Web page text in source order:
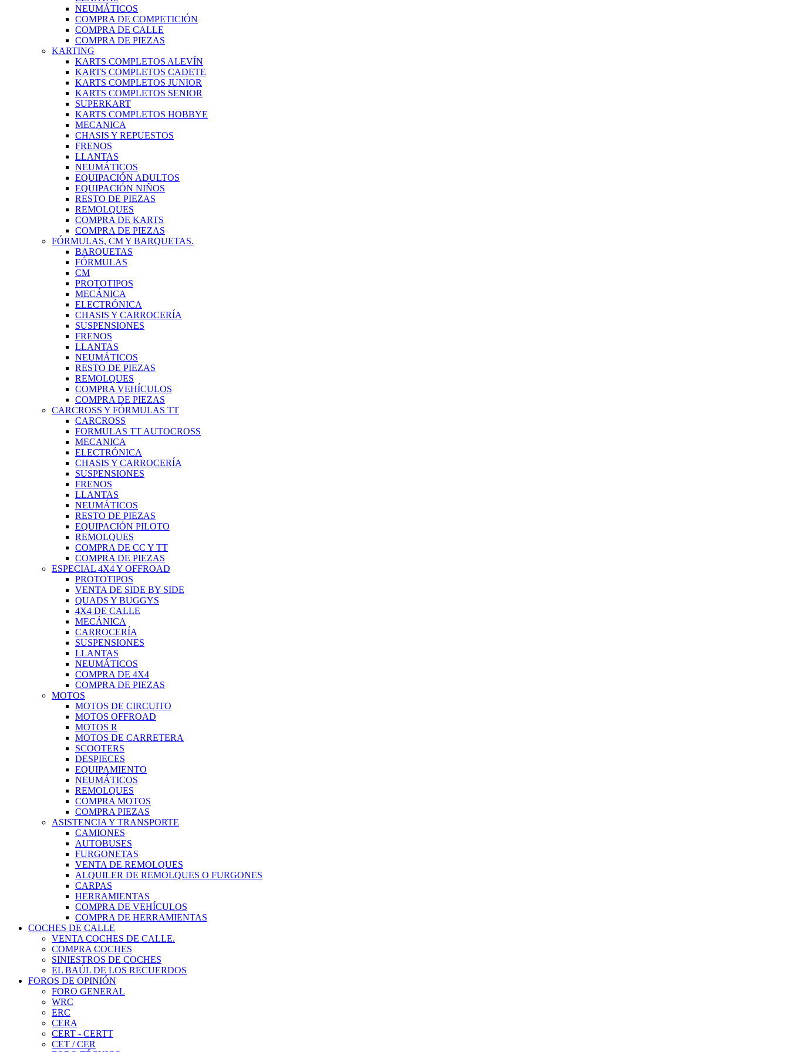
NEUMÁTICOS
COMPRA DE COMPETICIÓN
COMPRA DE CALLE
COMPRA DE PIEZAS
KARTING
KARTS COMPLETOS ALEVÍN
KARTS COMPLETOS CADETE
KARTS COMPLETOS JUNIOR
KARTS COMPLETOS SENIOR
SUPERKART
KARTS COMPLETOS HOBBYE
MECANICA
CHASIS Y REPUESTOS
FRENOS
LLANTAS
NEUMÁTICOS
EQUIPACIÓN ADULTOS
EQUIPACIÓN NIÑOS
RESTO DE PIEZAS
REMOLQUES
COMPRA DE KARTS
COMPRA DE PIEZAS
FÓRMULAS, CM Y BARQUETAS.
BARQUETAS
FÓRMULAS
CM
PROTOTIPOS
MECÁNICA
ELECTRÓNICA
CHASIS Y CARROCERÍA
SUSPENSIONES
FRENOS
LLANTAS
NEUMÁTICOS
RESTO DE PIEZAS
REMOLQUES
COMPRA VEHÍCULOS
COMPRA DE PIEZAS
CARCROSS Y FÓRMULAS TT
CARCROSS
FORMULAS TT AUTOCROSS
MECANICA
ELECTRÓNICA
CHASIS Y CARROCERÍA
SUSPENSIONES
FRENOS
LLANTAS
NEUMÁTICOS
RESTO DE PIEZAS
EQUIPACIÓN PILOTO
REMOLQUES
COMPRA DE CC Y TT
COMPRA DE PIEZAS
ESPECIAL 4X4 Y OFFROAD
PROTOTIPOS
VENTA DE SIDE BY SIDE
QUADS Y BUGGYS
4X4 DE CALLE
MECÁNICA
CARROCERÍA
SUSPENSIONES
LLANTAS
NEUMÁTICOS
COMPRA DE 4X4
COMPRA DE PIEZAS
MOTOS
MOTOS DE CIRCUITO
MOTOS OFFROAD
MOTOS R
MOTOS DE CARRETERA
SCOOTERS
DESPIECES
EQUIPAMIENTO
NEUMÁTICOS
REMOLQUES
COMPRA MOTOS
COMPRA PIEZAS
ASISTENCIA Y TRANSPORTE
CAMIONES
AUTOBUSES
FURGONETAS
VENTA DE REMOLQUES
ALQUILER DE REMOLQUES O FURGONES
CARPAS
HERRAMIENTAS
COMPRA DE VEHÍCULOS
COMPRA DE HERRAMIENTAS
COCHES DE CALLE
VENTA COCHES DE CALLE.
COMPRA COCHES
SINIESTROS DE COCHES
EL BAÚL DE LOS RECUERDOS
FOROS DE OPINIÓN
FORO GENERAL
WRC
ERC
CERA
CERT - CERTT
CET / CER